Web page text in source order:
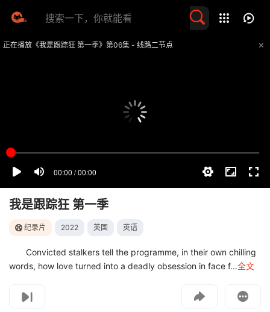
正在播放《我是跟踪狂 第一季》第06集 - 线路二节点
我是跟踪狂 第一季
纪录片 2022 英国 英语
Convicted stalkers tell the programme, in their own chilling
words, how love turned into a deadly obsession in face f...全文
如遇无法播放请提交给我们